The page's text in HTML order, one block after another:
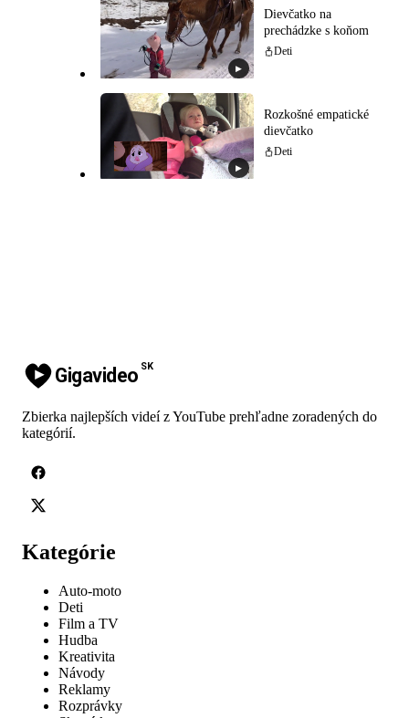
▶
Dievčatko na
prechádzke s koňom
Deti
▶
Rozkošné empatické
dievčatko
Deti
Gigavideo SK
Zbierka najlepších videí z YouTube prehľadne zoradených do
kategórií.
Kategórie
Auto-moto
Deti
Film a TV
Hudba
Kreativita
Návody
Reklamy
Rozprávky